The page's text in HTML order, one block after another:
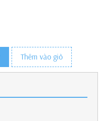
Thêm vào giỏ